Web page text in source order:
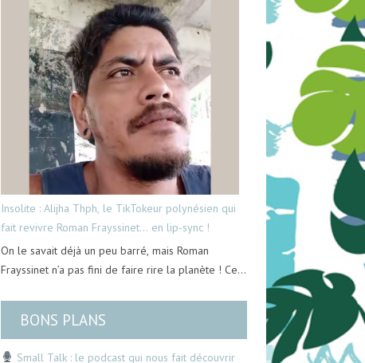
Insolite : Alijha Thph, le TikTokeur polynésien qui
fait revivre Roman Frayssinet… en lip-sync !
On le savait déjà un peu barré, mais Roman
Frayssinet n’a pas fini de faire rire la planète ! Ce…
BONS PLANS
Small Talk : le podcast qui nous fait découvrir